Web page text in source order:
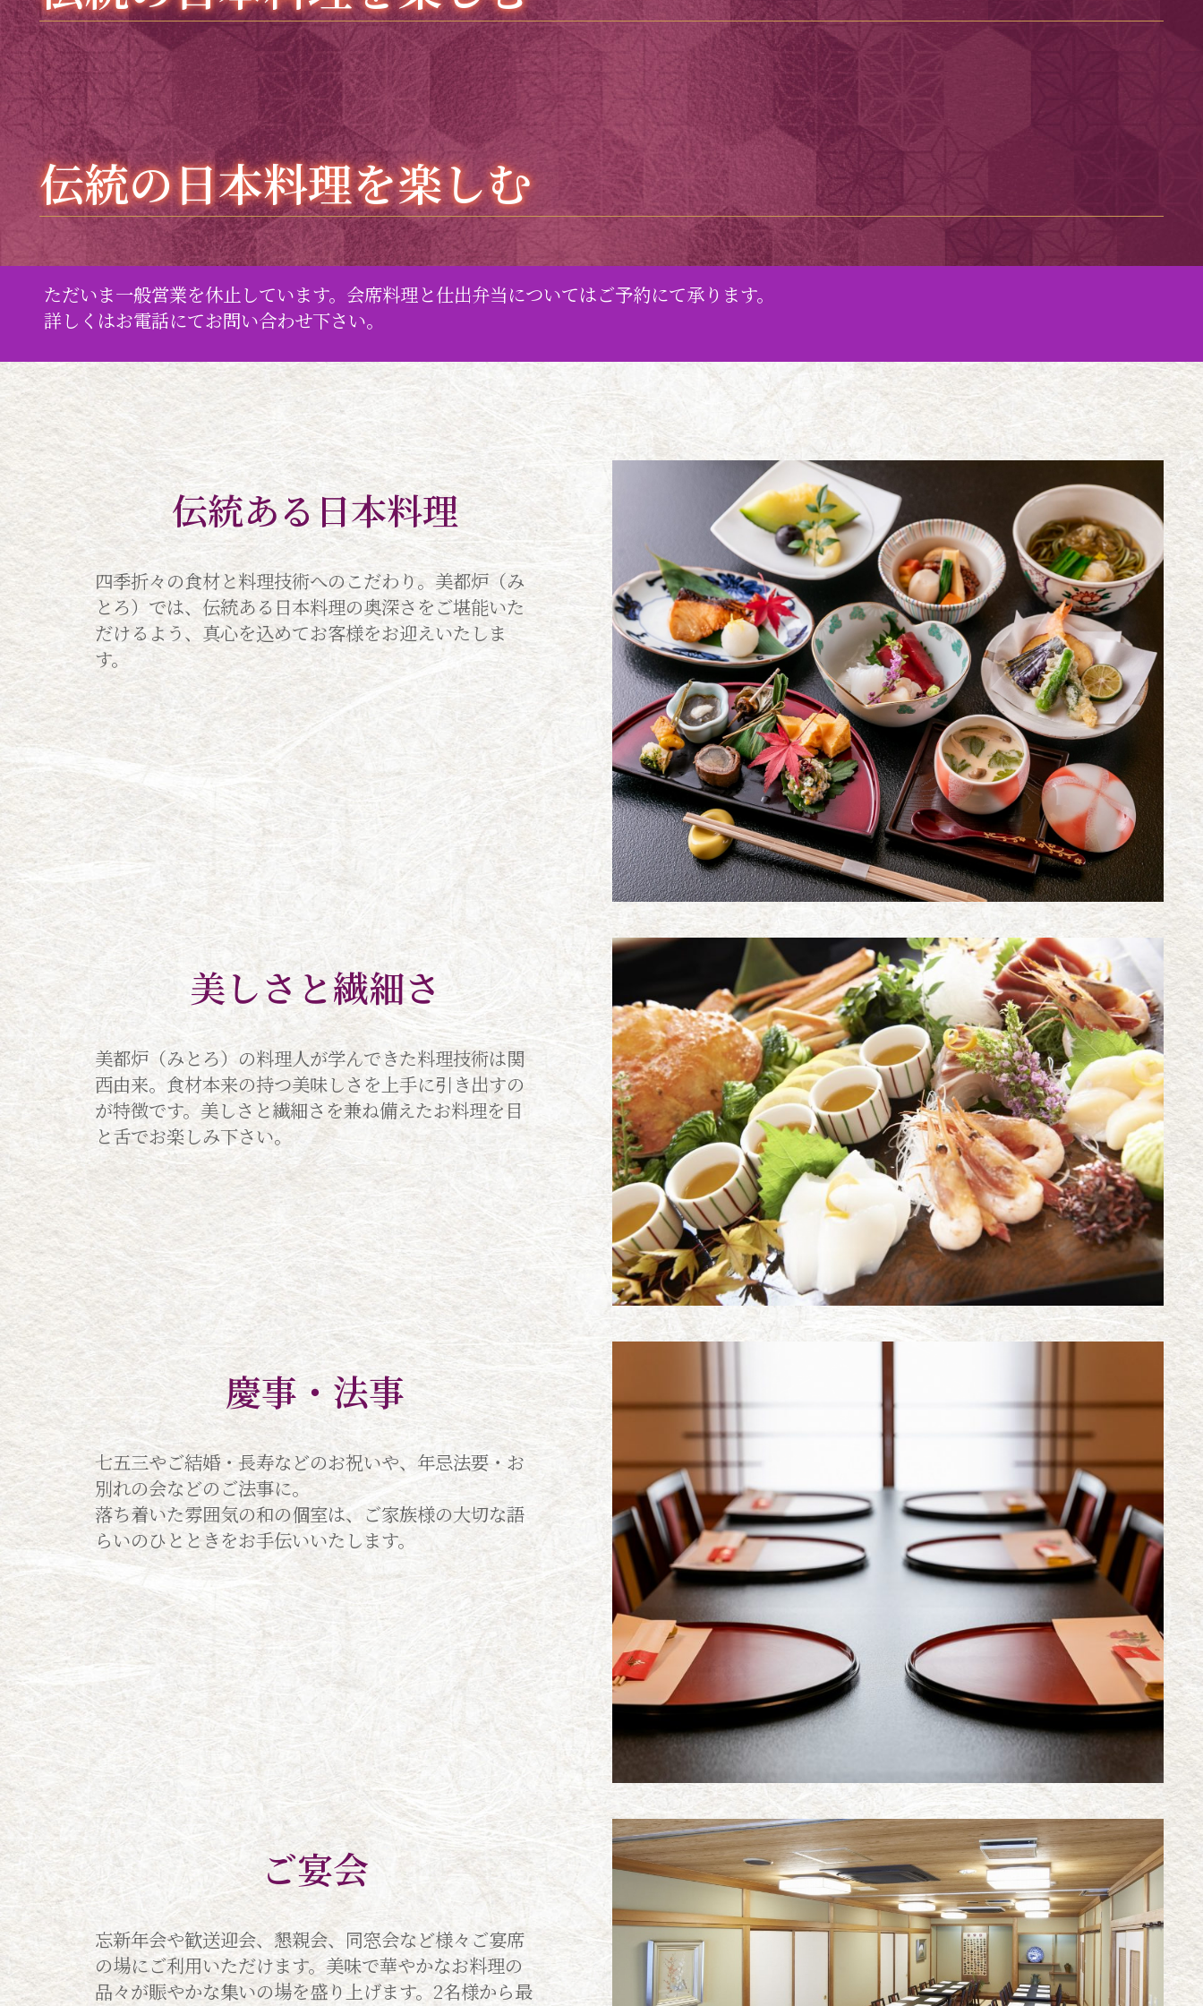
伝統の日本料理を楽しむ
ただいま一般営業を休止しています。会席料理と仕出弁当についてはご予約にて承ります。
詳しくはお電話にてお問い合わせ下さい。
伝統ある日本料理
四季折々の食材と料理技術へのこだわり。美都炉（み
とろ）では、伝統ある日本料理の奥深さをご堪能いた
だけるよう、真心を込めてお客様をお迎えいたしま
す。
美しさと繊細さ
美都炉（みとろ）の料理人が学んできた料理技術は関
西由来。食材本来の持つ美味しさを上手に引き出すの
が特徴です。美しさと繊細さを兼ね備えたお料理を目
と舌でお楽しみ下さい。
慶事・法事
七五三やご結婚・長寿などのお祝いや、年忌法要・お
別れの会などのご法事に。
落ち着いた雰囲気の和の個室は、ご家族様の大切な語
らいのひとときをお手伝いいたします。
ご宴会
忘新年会や歓送迎会、懇親会、同窓会など様々ご宴席
の場にご利用いただけます。美味で華やかなお料理の
品々が賑やかな集いの場を盛り上げます。2名様から最